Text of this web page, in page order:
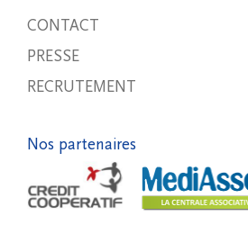
CONTACT
PRESSE
RECRUTEMENT
Nos partenaires